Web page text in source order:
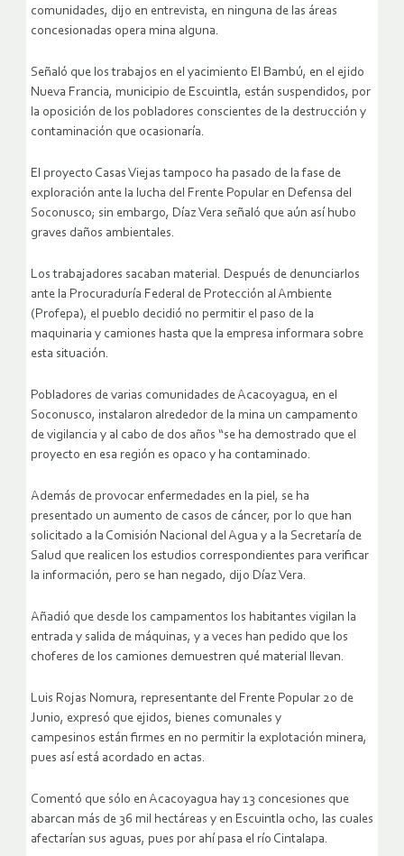
comunidades, dijo en entrevista, en ninguna de las áreas
concesionadas opera mina alguna.
Señaló que los trabajos en el yacimiento El Bambú, en el ejido
Nueva Francia, municipio de Escuintla, están suspendidos, por
la oposición de los pobladores conscientes de la destrucción y
contaminación que ocasionaría.
El proyecto Casas Viejas tampoco ha pasado de la fase de
exploración ante la lucha del Frente Popular en Defensa del
Soconusco; sin embargo, Díaz Vera señaló que aún así hubo
graves daños ambientales.
Los trabajadores sacaban material. Después de denunciarlos
ante la Procuraduría Federal de Protección al Ambiente
(Profepa), el pueblo decidió no permitir el paso de la
maquinaria y camiones hasta que la empresa informara sobre
esta situación.
Pobladores de varias comunidades de Acacoyagua, en el
Soconusco, instalaron alrededor de la mina un campamento
de vigilancia y al cabo de dos años “se ha demostrado que el
proyecto en esa región es opaco y ha contaminado.
Además de provocar enfermedades en la piel, se ha
presentado un aumento de casos de cáncer, por lo que han
solicitado a la Comisión Nacional del Agua y a la Secretaría de
Salud que realicen los estudios correspondientes para verificar
la información, pero se han negado, dijo Díaz Vera.
Añadió que desde los campamentos los habitantes vigilan la
entrada y salida de máquinas, y a veces han pedido que los
choferes de los camiones demuestren qué material llevan.
Luis Rojas Nomura, representante del Frente Popular 20 de
Junio, expresó que ejidos, bienes comunales y
campesinos están firmes en no permitir la explotación minera,
pues así está acordado en actas.
Comentó que sólo en Acacoyagua hay 13 concesiones que
abarcan más de 36 mil hectáreas y en Escuintla ocho, las cuales
afectarían sus aguas, pues por ahí pasa el río Cintalapa.